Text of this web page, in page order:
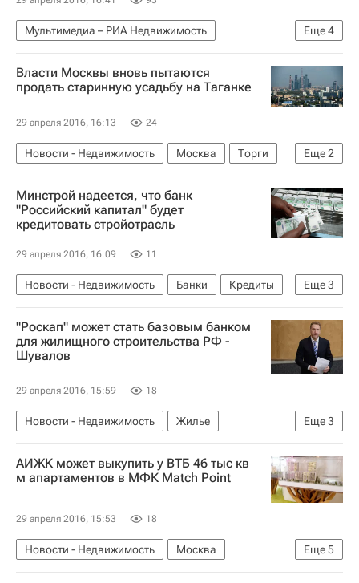
Еще4
Мультимедиа – РИА Недвижимость
Мультимедиа
Москва Храмы Россия
Власти Москвы вновь пытаются
продать старинную усадьбу на Таганке
29 апреля 2016, 16:13 24
Еще2
Новости - Недвижимость Москва
Торги
Усадьба
Россия
Минстрой надеется, что банк
"Российский капитал" будет
кредитовать стройотрасль
29 апреля 2016, 16:09 11
Еще3
Новости - Недвижимость Банки
Кредиты
Строительство
Михаил Мень Россия
"Роскап" может стать базовым банком
для жилищного строительства РФ -
Шувалов
29 апреля 2016, 15:59 18
Еще3
Новости - Недвижимость
Жилье
Строительство
Игорь Шувалов Россия
АИЖК может выкупить у ВТБ 46 тыс кв
м апартаментов в МФК Match Point
29 апреля 2016, 15:53 18
Еще5
Новости - Недвижимость
Москва
ВТБ (банк)
Апартаменты АИЖК
Жилье